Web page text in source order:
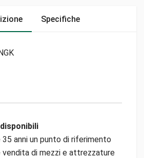
Specifiche
anni un punto di riferimento
vendita di mezzi e attrezzature